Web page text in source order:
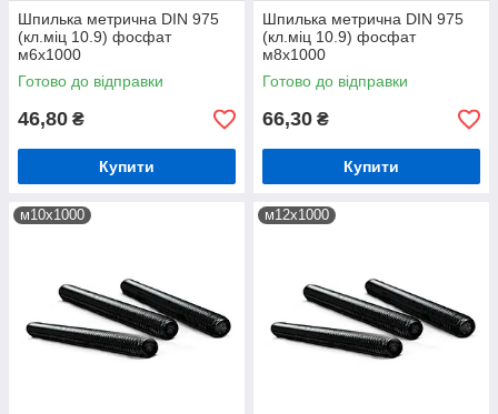
Шпилька метрична DIN 975
(кл.міц 10.9) фосфат
м6х1000
Готово до відправки
46,80 ₴
Купити
Шпилька метрична DIN 975
(кл.міц 10.9) фосфат
м8х1000
Готово до відправки
66,30 ₴
Купити
м10х1000 м12х1000